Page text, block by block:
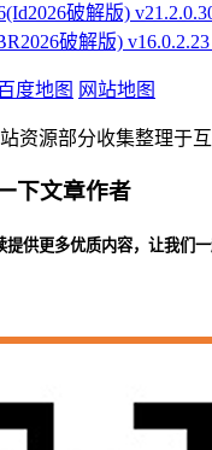
破解版)
破解版)
度地图 网站地图
资源部分收集整理于
下文章作者
供更多优质内容，让我们